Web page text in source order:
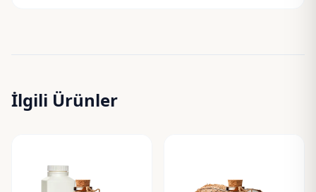
İlgili Ürünler